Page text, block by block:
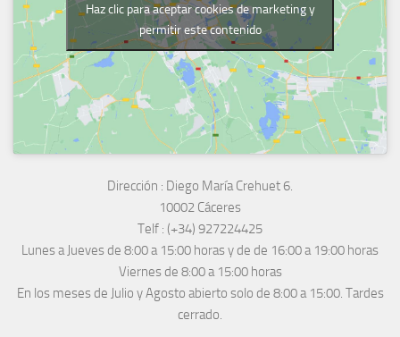
Haz clic para aceptar cookies de marketing y
permitir este contenido
Dirección : Diego María Crehuet 6.
10002 Cáceres
Telf : (+34) 927224425
Lunes a Jueves de 8:00 a 15:00 horas y de de 16:00 a 19:00 horas
Viernes de 8:00 a 15:00 horas
En los meses de Julio y Agosto abierto solo de 8:00 a 15:00. Tardes
cerrado.